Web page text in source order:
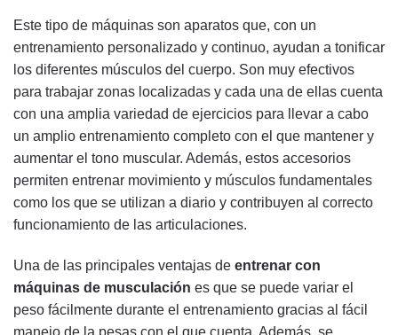
Este tipo de máquinas son aparatos que, con un
entrenamiento personalizado y continuo, ayudan a tonificar
los diferentes músculos del cuerpo. Son muy efectivos
para trabajar zonas localizadas y cada una de ellas cuenta
con una amplia variedad de ejercicios para llevar a cabo
un amplio entrenamiento completo con el que mantener y
aumentar el tono muscular. Además, estos accesorios
permiten entrenar movimiento y músculos fundamentales
como los que se utilizan a diario y contribuyen al correcto
funcionamiento de las articulaciones.
Una de las principales ventajas de entrenar con
máquinas de musculación es que se puede variar el
peso fácilmente durante el entrenamiento gracias al fácil